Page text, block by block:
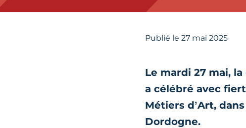
Publié le27 mai 2025
Le mardi 27 mai,
a célébré avec
Métiers d’Art,
Dordogne.